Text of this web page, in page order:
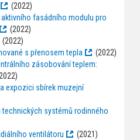
(2022)
fasádního modulu pro
(2022)
s přenosem tepla
(2022)
zásobování teplem:
expozici sbírek muzejní
technických systémů rodinného
ventilátoru
(2021)